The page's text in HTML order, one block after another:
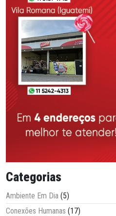
Categorias
Ambiente Em Dia (5)
Conexões Humanas (17)